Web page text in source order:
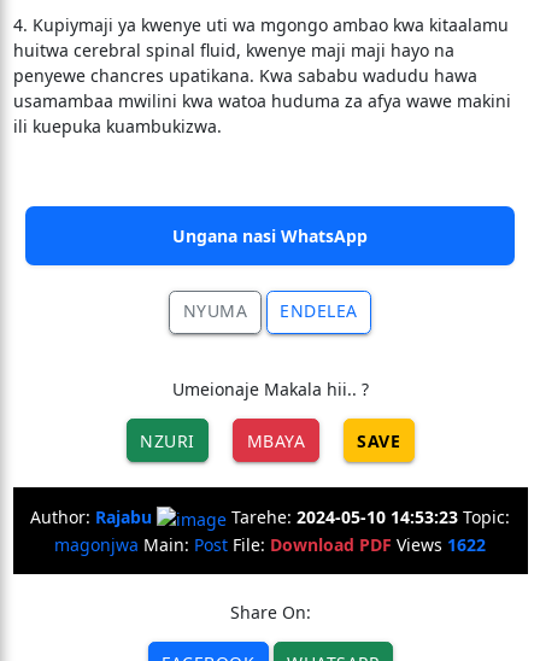
4. Kupiymaji ya kwenye uti wa mgongo ambao kwa kitaalamu
huitwa cerebral spinal fluid, kwenye maji maji hayo na
penyewe chancres upatikana. Kwa sababu wadudu hawa
usamambaa mwilini kwa watoa huduma za afya wawe makini
ili kuepuka kuambukizwa.
Ungana nasi WhatsApp
NYUMA ENDELEA
Umeionaje Makala hii.. ?
NZURI MBAYA SAVE
Author: Rajabu Tarehe: 2024-05-10 14:53:23 Topic:
magonjwa Main: Post File: Download PDF Views 1622
Share On: